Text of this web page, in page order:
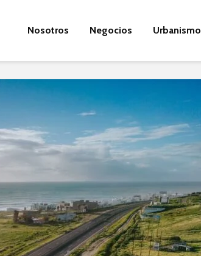
Nosotros Negocios Urbanismo